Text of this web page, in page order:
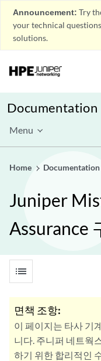
Announcement: Try
your technical
solutions.
Documentation
Menu
Home Documentation
Juniper
Assurance
list
면책 조항:
이 페이지는 타사 기
니다. 주니퍼 네트웍
하기 위한 합리적인